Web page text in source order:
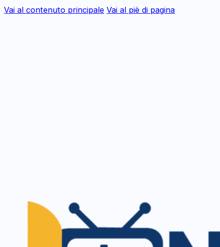
Vai al contenuto principale Vai al piè di pagina